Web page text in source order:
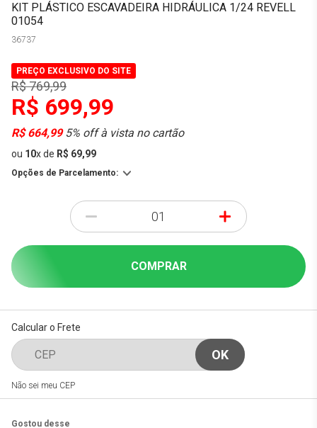
KIT PLÁSTICO ESCAVADEIRA HIDRÁULICA 1/24 REVELL
01054
36737
PREÇO EXCLUSIVO DO SITE
R$ 769,99
R$ 699,99
R$ 664,995% off à vista no cartão
ou 10xde R$ 69,99
Opções de Parcelamento:
- +
COMPRAR
Calcular o Frete
Não sei meu CEP
Gostou desse